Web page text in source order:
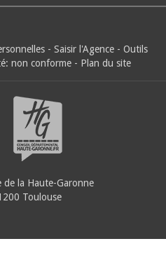
- Saisir l'Agence - Outils
non conforme - Plan du site
de la Haute-Garonne
Toulouse